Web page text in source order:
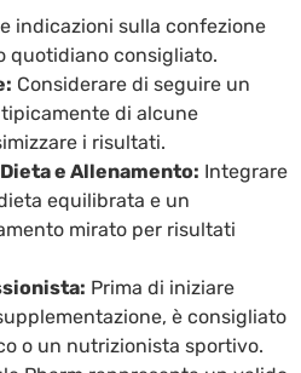
indicazioni sulla confezione
quotidiano consigliato.
Considerare di seguire un
di alcune
i risultati.
e Allenamento: Integrare
equilibrata e un
mirato per risultati
Prima di iniziare
è consigliato
o un nutrizionista sportivo.